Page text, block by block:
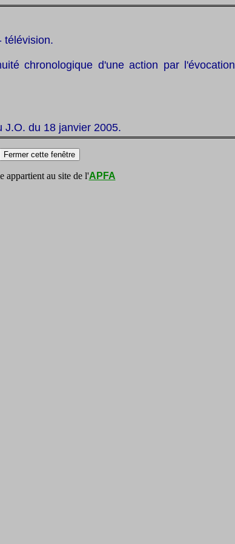
télévision.
chronologique d'une action par l'évocation
J.O. du 18 janvier 2005.
appartient au site de l'APFA